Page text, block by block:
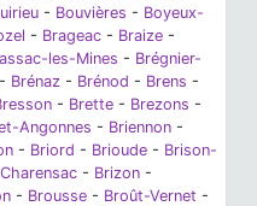
- Bouvières - Boyeux-
- Brageac - Braize -
les-Mines - Brégnier-
- Brénaz - Brénod - Brens -
- Brette - Brezons -
Angonnes - Briennon -
- Briord - Brioude - Brison-
- Brizon -
- Brousse - Broût-Vernet -